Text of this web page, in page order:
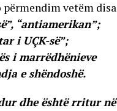
përmendim vetëm disa
“antiamerikan”;
i UÇK-së”;
i marrëdhënieve
e shëndoshë.
dhe është rritur në